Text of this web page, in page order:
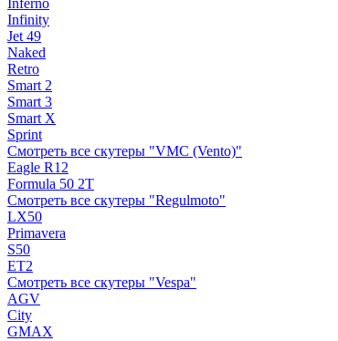
Inferno
Infinity
Jet 49
Naked
Retro
Smart 2
Smart 3
Smart X
Sprint
Смотреть все скутеры "VMC (Vento)"
Eagle R12
Formula 50 2Т
Смотреть все скутеры "Regulmoto"
LX50
Primavera
S50
ET2
Смотреть все скутеры "Vespa"
AGV
City
GMAX